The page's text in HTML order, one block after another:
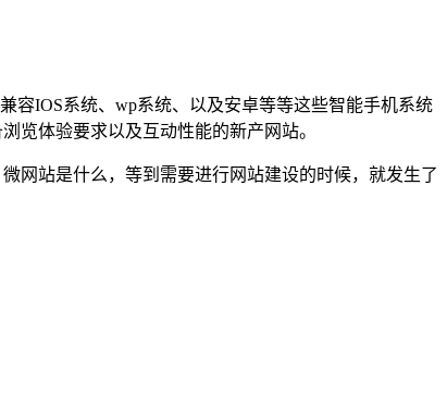
容IOS系统、wp系统、以及安卓等等这些智能手机系统
览体验要求以及互动性能的新产网站。
网站是什么，等到需要进行网站建设的时候，就发生了